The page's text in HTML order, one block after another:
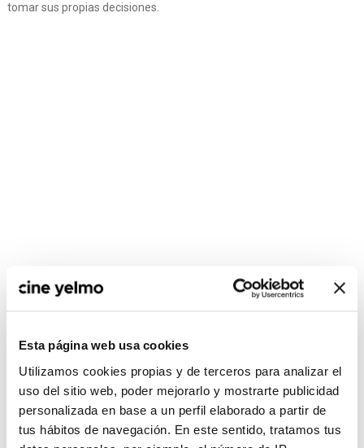
Esta página web usa cookies
Utilizamos cookies propias y de terceros para analizar el
uso del sitio web, poder mejorarlo y mostrarte publicidad
personalizada en base a un perfil elaborado a partir de
tus hábitos de navegación. En este sentido, tratamos tus
tomar sus propias decisiones.
CONSULTA MÁS HORARIOS
:(
No hay películas con el
criterio de búsqueda